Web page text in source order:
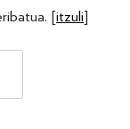
[itzuli]